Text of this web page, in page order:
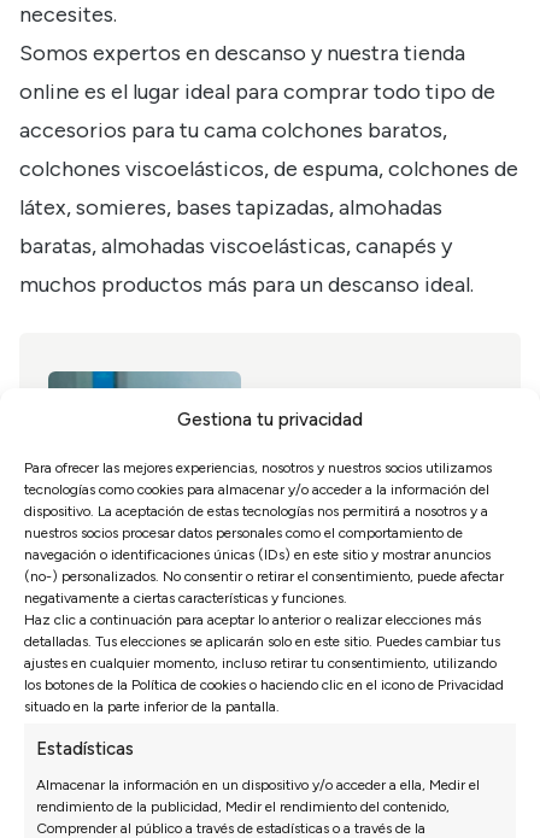
Gestiona tu privacidad
Para ofrecer las mejores experiencias, nosotros y nuestros socios utilizamos
tecnologías como cookies para almacenar y/o acceder a la información del
dispositivo. La aceptación de estas tecnologías nos permitirá a nosotros y a
nuestros socios procesar datos personales como el comportamiento de
navegación o identificaciones únicas (IDs) en este sitio y mostrar anuncios
(no-) personalizados. No consentir o retirar el consentimiento, puede afectar
negativamente a ciertas características y funciones.
Haz clic a continuación para aceptar lo anterior o realizar elecciones más
detalladas. Tus elecciones se aplicarán solo en este sitio. Puedes cambiar tus
ajustes en cualquier momento, incluso retirar tu consentimiento, utilizando
los botones de la Política de cookies o haciendo clic en el icono de Privacidad
situado en la parte inferior de la pantalla.
Estadísticas
Almacenar la información en un dispositivo y/o acceder a ella, Medir el
rendimiento de la publicidad, Medir el rendimiento del contenido,
Comprender al público a través de estadísticas o a través de la
necesites.
Somos expertos en descanso y nuestra tienda
online es el lugar ideal para comprar todo tipo de
accesorios para tu cama colchones baratos,
colchones viscoelásticos, de espuma, colchones de
látex, somieres, bases tapizadas, almohadas
baratas, almohadas viscoelásticas, canapés y
muchos productos más para un descanso ideal.
Álvaro Murillo
CEO de Sofás Valencia
Soy Álvaro Murillo experto en sofás y colchones y
innovación y la excelencia en la industria de los
sofás. El objetivo siempre ha sido y es ofrecer